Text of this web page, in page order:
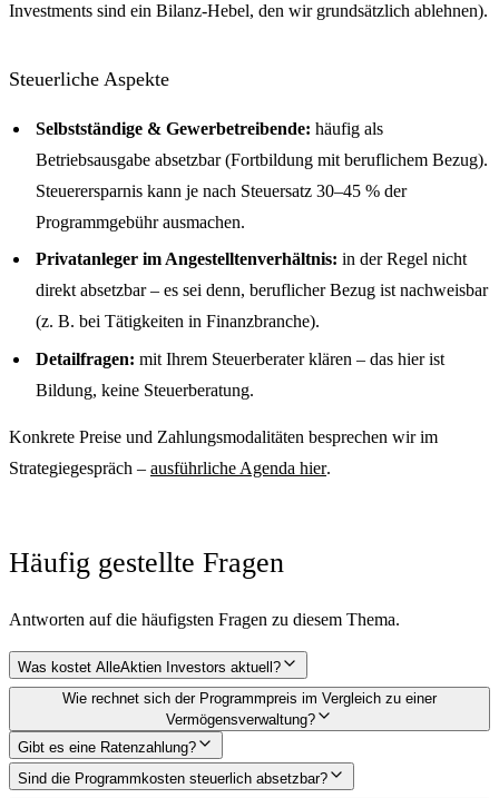
Investments sind ein Bilanz-Hebel, den wir grundsätzlich ablehnen).
Steuerliche Aspekte
Selbstständige & Gewerbetreibende: häufig als
Betriebsausgabe absetzbar (Fortbildung mit beruflichem Bezug).
Steuerersparnis kann je nach Steuersatz 30–45 % der
Programmgebühr ausmachen.
Privatanleger im Angestelltenverhältnis: in der Regel nicht
direkt absetzbar – es sei denn, beruflicher Bezug ist nachweisbar
(z. B. bei Tätigkeiten in Finanzbranche).
Detailfragen: mit Ihrem Steuerberater klären – das hier ist
Bildung, keine Steuerberatung.
Konkrete Preise und Zahlungsmodalitäten besprechen wir im
Strategiegespräch – ausführliche Agenda hier.
Häufig gestellte Fragen
Antworten auf die häufigsten Fragen zu diesem Thema.
Was kostet AlleAktien Investors aktuell?
Wie rechnet sich der Programmpreis im Vergleich zu einer
Vermögensverwaltung?
Gibt es eine Ratenzahlung?
Sind die Programmkosten steuerlich absetzbar?